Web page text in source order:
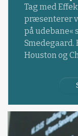
Tag med
præsenterer
på udebane«
Houston og